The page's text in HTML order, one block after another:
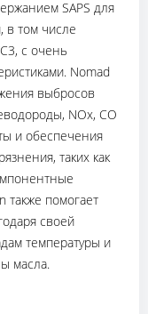
SAPS для
в том числе
с очень
Nomad
выбросов
NOx, CO
и обеспечения
таких как
также помогает
своей
температуры и
масла.